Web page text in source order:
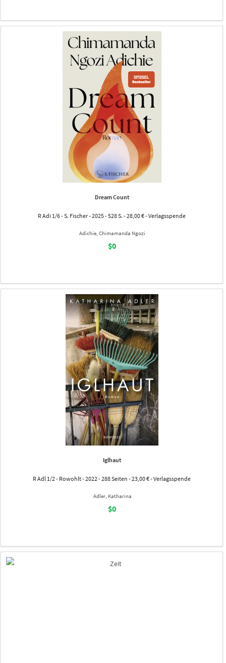
Dream Count
R Adi 1/6 - S. Fischer - 2025 - 528 S. - 28,00 € - Verlagsspende
Adichie, Chimamanda Ngozi
$0
Iglhaut
R Adl 1/2 - Rowohlt - 2022 - 288 Seiten - 23,00 € - Verlagsspende
Adler, Katharina
$0